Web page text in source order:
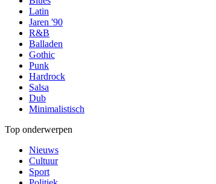
Latin
Jaren '90
R&B
Balladen
Gothic
Punk
Hardrock
Salsa
Dub
Minimalistisch
Top onderwerpen
Nieuws
Cultuur
Sport